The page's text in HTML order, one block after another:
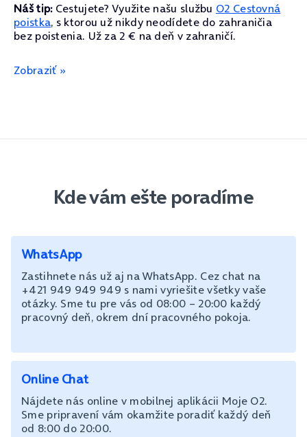
Náš tip:Cestujete? Využite našu službu O2 Cestovná
poistka, s ktorou už nikdy neodídete do zahraničia
bez poistenia. Už za 2 € na deň v zahraničí.
Zobraziť »
Kde vám ešte poradíme
WhatsApp
Zastihnete nás už aj na WhatsApp. Cez chat na
+421 949 949 949 s nami vyriešite všetky vaše
otázky. Sme tu pre vás od 08:00 – 20:00 každý
pracovný deň, okrem dní pracovného pokoja.
Online Chat
Nájdete nás online v mobilnej aplikácii Moje O2.
Sme pripravení vám okamžite poradiť každý deň
od 8:00 do 20:00.